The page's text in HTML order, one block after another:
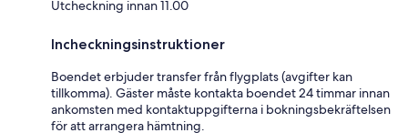
Utcheckning innan 11.00
Incheckningsinstruktioner
Boendet erbjuder transfer från flygplats (avgifter kan
tillkomma). Gäster måste kontakta boendet 24 timmar innan
ankomsten med kontaktuppgifterna i bokningsbekräftelsen
för att arrangera hämtning.